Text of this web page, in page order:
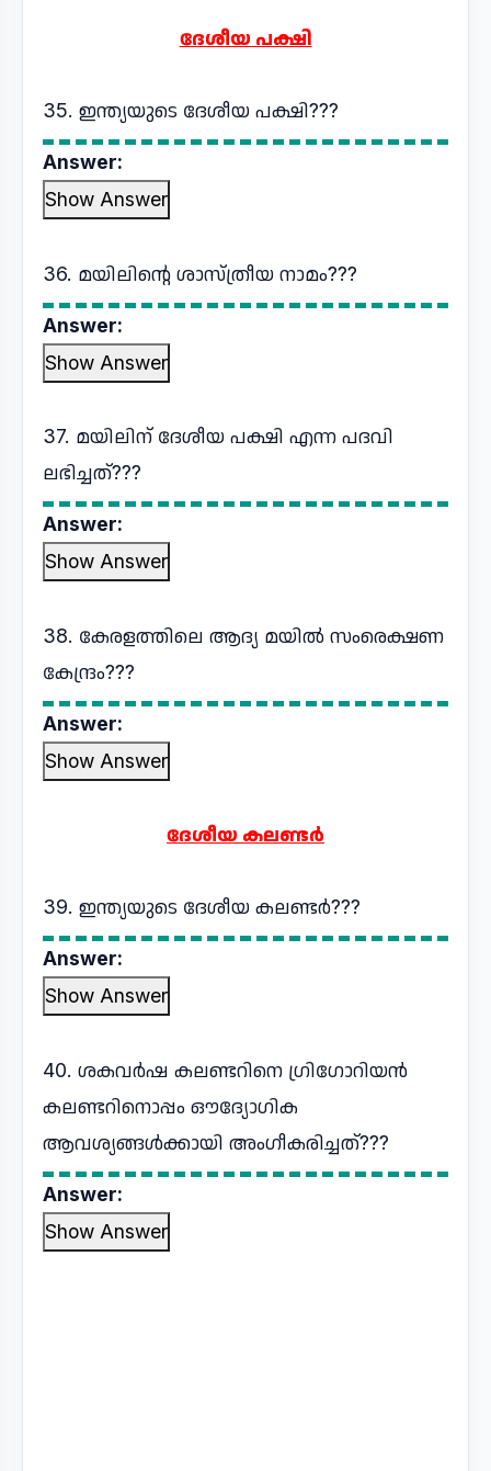
ദേശീയ പക്ഷി
35. ഇന്ത്യയുടെ ദേശീയ പക്ഷി???
Answer:
Show Answer
36. മയിലിന്റെ ശാസ്ത്രീയ നാമം???
Answer:
Show Answer
37. മയിലിന് ദേശീയ പക്ഷി എന്ന പദവി
ലഭിച്ചത്???
Answer:
Show Answer
38. കേരളത്തിലെ ആദ്യ മയിൽ സംരെക്ഷണ
കേന്ദ്രം???
Answer:
Show Answer
ദേശീയ കലണ്ടർ
39. ഇന്ത്യയുടെ ദേശീയ കലണ്ടർ???
Answer:
Show Answer
40. ശകവർഷ കലണ്ടറിനെ ഗ്രിഗോറിയൻ
കലണ്ടറിനൊപ്പം ഔദ്യോഗിക
ആവശ്യങ്ങൾക്കായി അംഗീകരിച്ചത്???
Answer:
Show Answer